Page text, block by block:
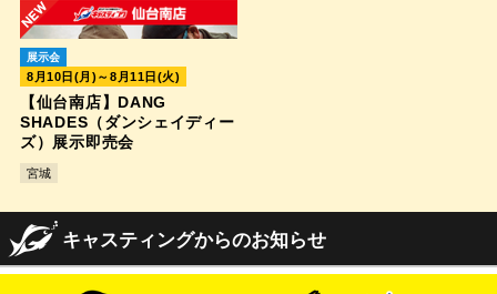
展示会
8月10日(月)～8月11日(火)
【仙台南店】DANG
SHADES（ダンシェイディー
ズ）展示即売会
宮城
キャスティングからのお知らせ